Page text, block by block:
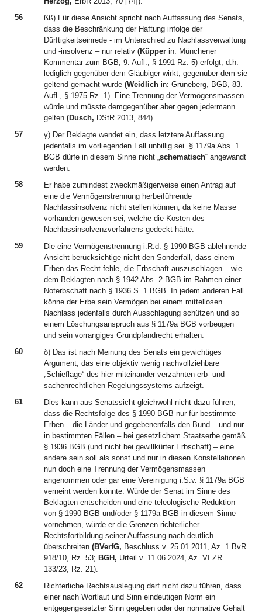
56
ßß) Für diese Ansicht spricht nach Auffassung des Senats,
dass die Beschränkung der Haftung infolge der
Dürftigkeitseinrede - im Unterschied zu Nachlassverwaltung
und -insolvenz – nur relativ (Küpper in: Münchener
Kommentar zum BGB, 9. Aufl., § 1991 Rz. 5) erfolgt, d.h.
lediglich gegenüber dem Gläubiger wirkt, gegenüber dem sie
geltend gemacht wurde (Weidlich in: Grüneberg, BGB, 83.
Aufl., § 1975 Rz. 1). Eine Trennung der Vermögensmassen
würde und müsste demgegenüber aber gegen jedermann
gelten (Dusch, DStR 2013, 844).
57
γ) Der Beklagte wendet ein, dass letztere Auffassung
jedenfalls im vorliegenden Fall unbillig sei. § 1179a Abs. 1
BGB dürfe in diesem Sinne nicht „schematisch“ angewandt
werden.
58
Er habe zumindest zweckmäßigerweise einen Antrag auf
eine die Vermögenstrennung herbeiführende
Nachlassinsolvenz nicht stellen können, da keine Masse
vorhanden gewesen sei, welche die Kosten des
Nachlassinsolvenzverfahrens gedeckt hätte.
59
Die eine Vermögenstrennung i.R.d. § 1990 BGB ablehnende
Ansicht berücksichtige nicht den Sonderfall, dass einem
Erben das Recht fehle, die Erbschaft auszuschlagen – wie
dem Beklagten nach § 1942 Abs. 2 BGB im Rahmen einer
Noterbschaft nach § 1936 S. 1 BGB. In jedem anderen Fall
könne der Erbe sein Vermögen bei einem mittellosen
Nachlass jedenfalls durch Ausschlagung schützen und so
einem Löschungsanspruch aus § 1179a BGB vorbeugen
und sein vorrangiges Grundpfandrecht erhalten.
60
δ) Das ist nach Meinung des Senats ein gewichtiges
Argument, das eine objektiv wenig nachvollziehbare
„Schieflage“ des hier miteinander verzahnten erb- und
sachenrechtlichen Regelungssystems aufzeigt.
61
Dies kann aus Senatssicht gleichwohl nicht dazu führen,
dass die Rechtsfolge des § 1990 BGB nur für bestimmte
Erben – die Länder und gegebenenfalls den Bund – und nur
in bestimmten Fällen – bei gesetzlichem Staatserbe gemäß
§ 1936 BGB (und nicht bei gewillkürter Erbschaft) – eine
andere sein soll als sonst und nur in diesen Konstellationen
nun doch eine Trennung der Vermögensmassen
angenommen oder gar eine Vereinigung i.S.v. § 1179a BGB
verneint werden könnte. Würde der Senat im Sinne des
Beklagten entscheiden und eine teleologische Reduktion
von § 1990 BGB und/oder § 1179a BGB in diesem Sinne
vornehmen, würde er die Grenzen richterlicher
Rechtsfortbildung seiner Auffassung nach deutlich
überschreiten (BVerfG, Beschluss v. 25.01.2011, Az. 1 BvR
918/10, Rz. 53; BGH, Urteil v. 11.06.2024, Az. VI ZR
133/23, Rz. 21).
62
Richterliche Rechtsauslegung darf nicht dazu führen, dass
einer nach Wortlaut und Sinn eindeutigen Norm ein
entgegengesetzter Sinn gegeben oder der normative Gehalt